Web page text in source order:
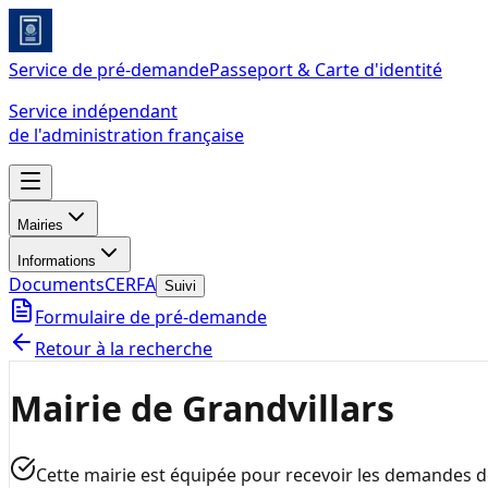
Service de pré-demandePasseport & Carte d'identité
Service indépendant
de l'administration française
Mairies
Informations
DocumentsCERFA Suivi
Formulaire de pré-demande
Retour à la recherche
Mairie de Grandvillars
Cette mairie est équipée pour recevoir les demandes